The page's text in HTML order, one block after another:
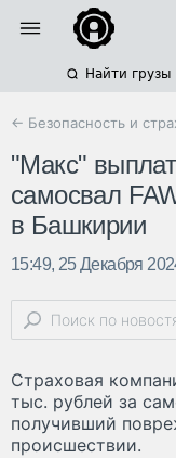
Найти грузы
← Безопасность и
"Макс"
самосвал
в Башкирии
15:49, 25 Декабря
Страховая
тыс. рублей за
получивший
происшествии.